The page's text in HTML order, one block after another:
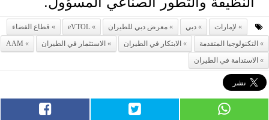
لإمارات دبي معرض دبي للطيران eVTOL
قطاع الفضاء
التكنولوجيا المتقدمة
الابتكار في الطيران الاستثمار في الطيران
AAM
الاستدامة في الطيران